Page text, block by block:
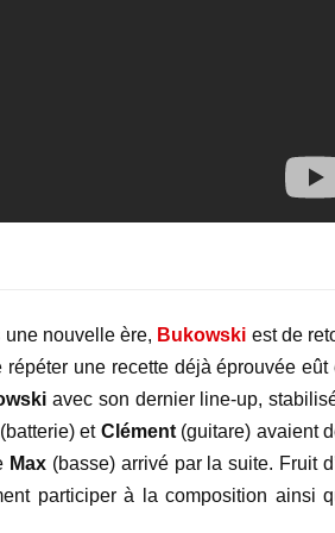
nouvelle ère, Bukowski est de
une recette déjà éprouvée eût
avec son dernier line-up,
(batterie) et Clément (guitare) avaient
Max (basse) arrivé par la suite. Fruit
participer à la composition ainsi